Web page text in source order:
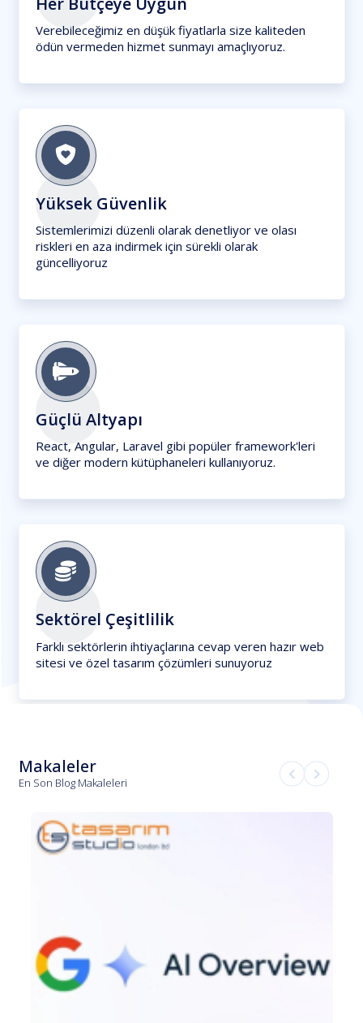
Verebileceğimiz en düşük fiyatlarla size kaliteden
ödün vermeden hizmet sunmayı amaçlıyoruz.
Yüksek Güvenlik
Sistemlerimizi düzenli olarak denetliyor ve olası
riskleri en aza indirmek için sürekli olarak
güncelliyoruz
Güçlü Altyapı
React, Angular, Laravel gibi popüler framework'leri
ve diğer modern kütüphaneleri kullanıyoruz.
Sektörel Çeşitlilik
Farklı sektörlerin ihtiyaçlarına cevap veren hazır web
sitesi ve özel tasarım çözümleri sunuyoruz
Makaleler
En Son Blog Makaleleri